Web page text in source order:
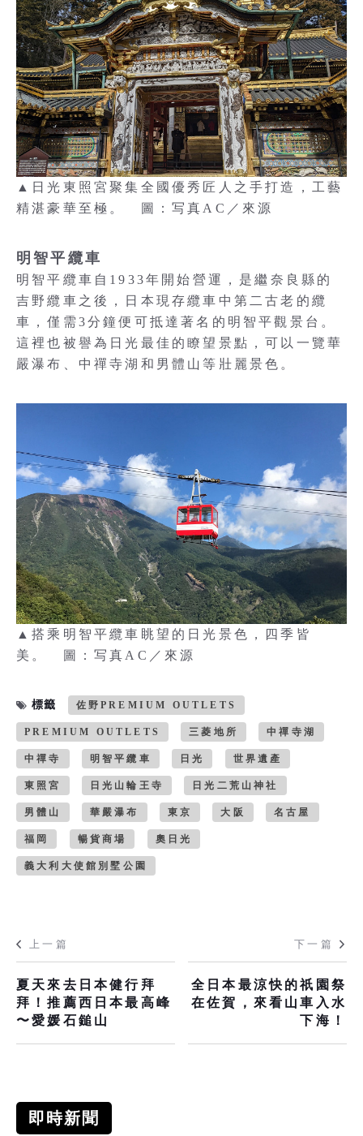
▲日光東照宮聚集全國優秀匠人之手打造，工藝
精湛豪華至極。 圖：写真AC／來源
明智平纜車
明智平纜車自1933年開始營運，是繼奈良縣的
吉野纜車之後，日本現存纜車中第二古老的纜
車，僅需3分鐘便可抵達著名的明智平觀景台。
這裡也被譽為日光最佳的瞭望景點，可以一覽華
嚴瀑布、中禪寺湖和男體山等壯麗景色。
▲搭乘明智平纜車眺望的日光景色，四季皆
美。 圖：写真AC／來源
標籤 佐野PREMIUM OUTLETS
PREMIUM OUTLETS 三菱地所 中禪寺湖
中禪寺 明智平纜車 日光 世界遺產
東照宮 日光山輪王寺 日光二荒山神社
男體山 華嚴瀑布 東京 大阪 名古屋
福岡 暢貨商場 奧日光
義大利大使館別墅公園
上一篇
夏天來去日本健行拜
拜！推薦西日本最高峰
〜愛媛石鎚山
下一篇
全日本最涼快的祇園祭
在佐賀，來看山車入水
下海！
即時新聞